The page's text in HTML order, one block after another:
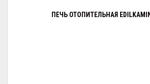
ПЕЧЬ ОТОПИТЕЛЬНАЯ